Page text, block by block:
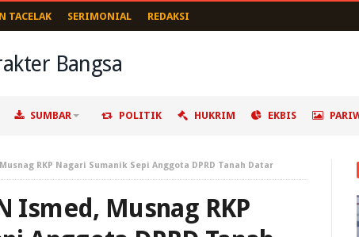
TACELAK SERIMONIAL REDAKSI
SUMBAR POLITIK HUKRIM EKBIS
RKP Nagari Sumanik Sepi Anggota DPRD Tanah Datar
Ismed, Musnag RKP